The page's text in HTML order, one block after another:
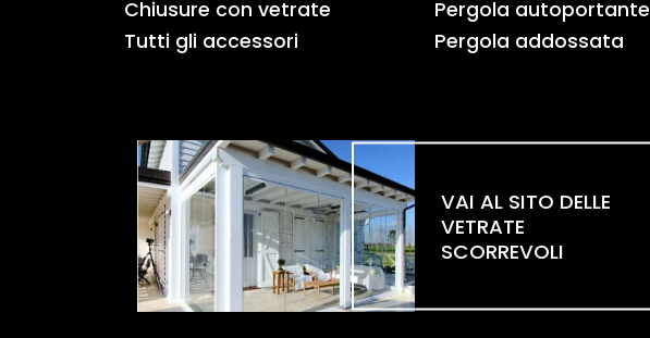
Chiusure con vetrate
Tutti gli accessori
Pergola autoportante
Pergola addossata
VAI AL SITO DELLE
VETRATE
SCORREVOLI